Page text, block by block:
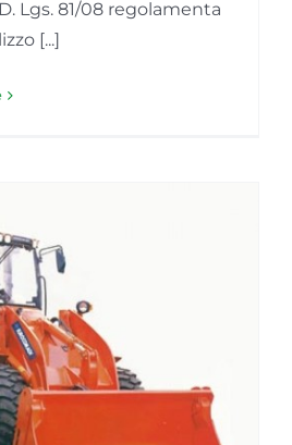
Lgs. 81/08 regolamenta
[...]